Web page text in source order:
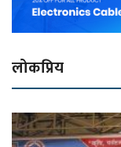
लोकप्रिय